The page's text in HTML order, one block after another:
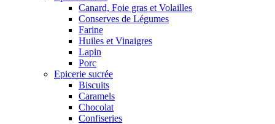
Canard, Foie gras et Volailles
Conserves de Légumes
Farine
Huiles et Vinaigres
Lapin
Porc
Epicerie sucrée
Biscuits
Caramels
Chocolat
Confiseries